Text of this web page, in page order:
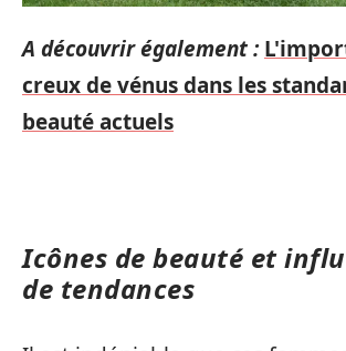
A découvrir également :
creux de vénus dans les
beauté actuels
Icônes de beauté et
de tendances